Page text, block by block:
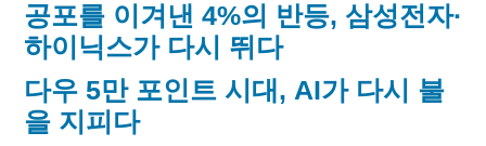
공포를 이겨낸 4%의 반등, 삼성전자·
하이닉스가 다시 뛰다
다우 5만 포인트 시대, AI가 다시 불
을 지피다